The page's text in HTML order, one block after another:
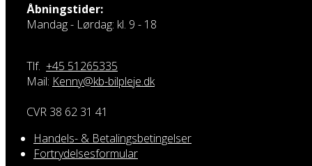
Åbningstider:
Mandag - Lørdag: kl. 9 - 18
Tlf. +45 51265335
Mail: Kenny@kb-bilpleje.dk
CVR 38 62 31 41
Handels- & Betalingsbetingelser
Fortrydelsesformular